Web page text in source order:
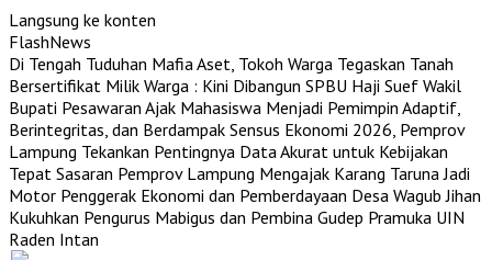
Langsung ke konten
FlashNews
Di Tengah Tuduhan Mafia Aset, Tokoh Warga Tegaskan Tanah
Bersertifikat Milik Warga : Kini Dibangun SPBU Haji Suef Wakil
Bupati Pesawaran Ajak Mahasiswa Menjadi Pemimpin Adaptif,
Berintegritas, dan Berdampak Sensus Ekonomi 2026, Pemprov
Lampung Tekankan Pentingnya Data Akurat untuk Kebijakan
Tepat Sasaran Pemprov Lampung Mengajak Karang Taruna Jadi
Motor Penggerak Ekonomi dan Pemberdayaan Desa Wagub Jihan
Kukuhkan Pengurus Mabigus dan Pembina Gudep Pramuka UIN
Raden Intan